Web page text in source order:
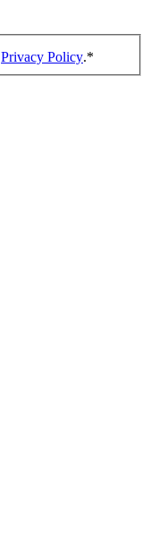
Privacy Policy.*